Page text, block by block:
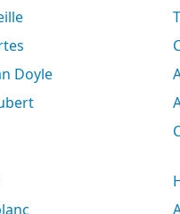
Doyle